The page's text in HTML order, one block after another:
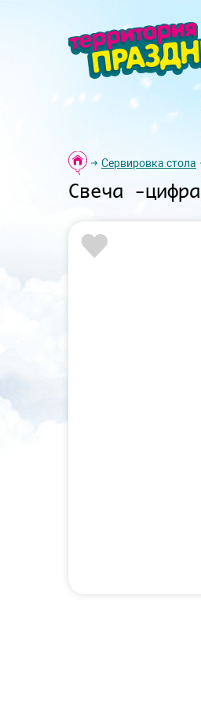
Сервировка стола
Свеча -